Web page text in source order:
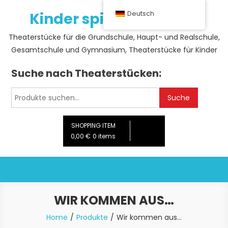
Kinder spielen Theater
Theaterstücke für die Grundschule, Haupt- und Realschule,
Gesamtschule und Gymnasium, Theaterstücke für Kinder
Suche nach Theaterstücken:
Suche
nach:
Suche
SHOPPING ITEM
0,00 € 0 items
WIR KOMMEN AUS…
Home Produkte Wir kommen aus…
Deutsch